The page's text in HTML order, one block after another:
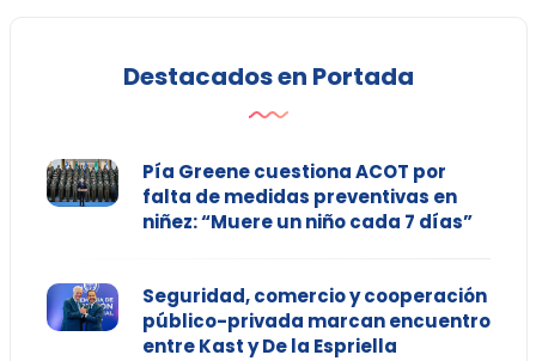
Destacados en Portada
Pía Greene cuestiona ACOT por
falta de medidas preventivas en
niñez: “Muere un niño cada 7 días”
Seguridad, comercio y cooperación
público-privada marcan encuentro
entre Kast y De la Espriella